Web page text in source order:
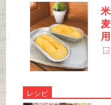
用
レシピ